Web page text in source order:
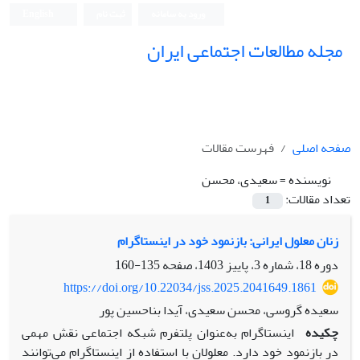
مجله مطالعات اجتماعی ایران
صفحه اصلی
فهرست مقالات
نویسنده =سعیدی، محسن
تعداد مقالات:
1
زنان معلول ایرانی: بازنمود خود در اینستاگرام
دوره 18، شماره 3، پاییز 1403، صفحه
135-160
https://doi.org/10.22034/jss.2025.2041649.1861
سعیده گروسی، محسن سعیدی، آیدا بناحسین پور
چکیده اینستاگرام به‌عنوان پلتفرم شبکه اجتماعی نقش مهمی
در بازنمود خود دارد. معلولان با استفاده از اینستاگرام می‌توانند